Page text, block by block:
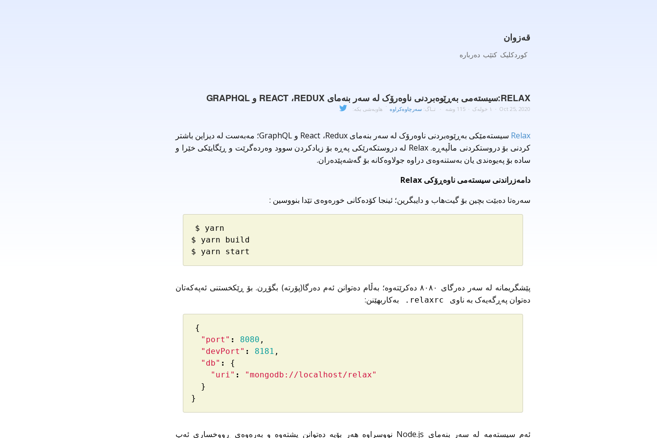
قەزوان
کوردکلیک کتێب دەربارە
RELAX:سیستەمی بەڕێوەبردنی ناوەرۆک لە سەر بنەمای REACT ،REDUX و GRAPHQL
Oct 25, 2020 ١ خولەک 115 وشە تــاگ: سەرچاوەکراوە هاوبەشی بکە:
Relax
سیستەمێکی بەڕێوەبردنی ناوەرۆک لە سەر بنەمای React ،Redux و GraphQL؛ مەبەست لە دیزاین باشتر
کردنی بۆ دروستکردنی ماڵپەڕە. Relax لە دروستکەرێکی پەڕە بۆ زیادکردن سوود وەردەگرێت و ڕێگایێکی خێرا و
سادە بۆ پەیوەندی یان بەستنەوەی دراوە جولاوەکانە بۆ گەشەپێدەران.
دامەزراندنی سیستەمی ناوەڕۆکی Relax
سەرەتا دەبێت بچین بۆ گیت‌هاب و دایبگرین؛ ئینجا کۆدەکانی خورەوەی تێدا بنووسین :
$
yarn
$
yarn
build
$
yarn start
پێشگریمانە لە سەر دەرگای ٨٠٨٠ دەکرێتەوە؛ بەڵام دەتوانن ئەم دەرگا(پۆرتە) بگۆڕن. بۆ ڕێکخستنی ئەپەکەتان
دەتوان پەڕگەیەک بە ناوی
relaxrc. بەکاربهێنن:
{
"port" : 8080 ,
"devPort" : 8181 ,
"db" :
{
"uri" :
"mongodb://localhost/relax"
}
}
ئەم سیستەمە لە سەر بنەمای Node.js نووسراوە هەر بۆیە دەتوانن پشتەوە و بەرەوەی ڕووخساری ئەپ